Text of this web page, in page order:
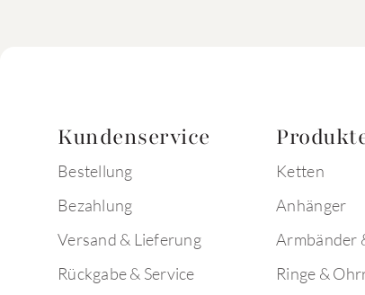
Kundenservice
Bestellung
Bezahlung
Versand & Lieferung
Rückgabe & Service
Ketten
Anhänger
Armbänder
Ringe &